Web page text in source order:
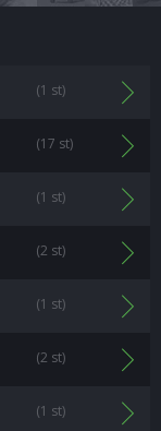
(1 st)
(17 st)
(1 st)
(2 st)
(1 st)
(2 st)
(1 st)